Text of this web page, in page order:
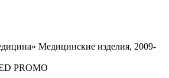
Медицинские изделия, 2009-
PROMO